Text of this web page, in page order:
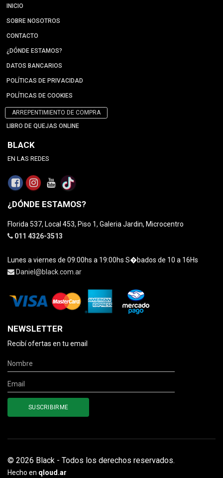
INICIO
SOBRE NOSOTROS
CONTACTO
¿DÓNDE ESTAMOS?
DATOS BANCARIOS
POLÍTICAS DE PRIVACIDAD
POLÍTICAS DE COOKIES
ARREPENTIMIENTO DE COMPRA
LIBRO DE QUEJAS ONLINE
BLACK
EN LAS REDES
¿DÓNDE ESTAMOS?
Florida 537, Local 453, Piso 1, Galeria Jardin, Microcentro
011 4326-3513
Lunes a viernes de 09:00hs a 19:00hs S�bados de 10 a 16Hs
Daniel@black.com.ar
NEWSLETTER
Recibí ofertas en tu email
© 2026 Black - Todos los derechos reservados.
Hecho en qloud.ar